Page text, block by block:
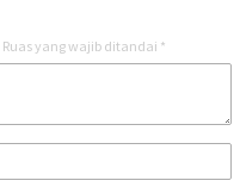
Ruas yang wajib ditandai *